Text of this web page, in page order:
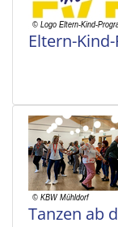
Eltern-
Tanzen ab